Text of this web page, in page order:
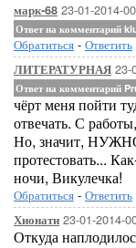
марк-68 23-01-2014-
Ответ на комментарий
Обратиться - Ответить
ЛИТЕРАТУРНАЯ 23-
Ответ на комментарий
чёрт меня пойти
отвечать. С
Но, значит,
протестовать...
ночи, Викулечка!
Обратиться - Ответить
Хионати 23-01-2014-
Откуда